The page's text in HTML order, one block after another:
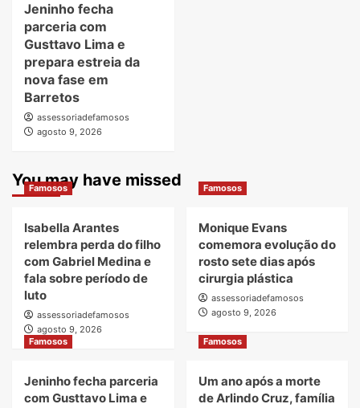
Jeninho fecha
parceria com
Gusttavo Lima e
prepara estreia da
nova fase em
Barretos
assessoriadefamosos
agosto 9, 2026
You may have missed
Famosos
Isabella Arantes
relembra perda do filho
com Gabriel Medina e
fala sobre período de
luto
assessoriadefamosos
agosto 9, 2026
Famosos
Monique Evans
comemora evolução do
rosto sete dias após
cirurgia plástica
assessoriadefamosos
agosto 9, 2026
Famosos
Jeninho fecha parceria
com Gusttavo Lima e
Famosos
Um ano após a morte
de Arlindo Cruz, família